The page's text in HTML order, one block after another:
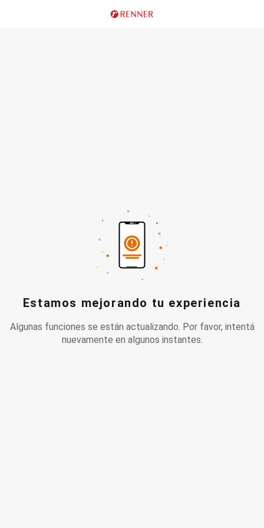
Estamos mejorando tu experiencia
Algunas funciones se están actualizando. Por favor, intentá
nuevamente en algunos instantes.